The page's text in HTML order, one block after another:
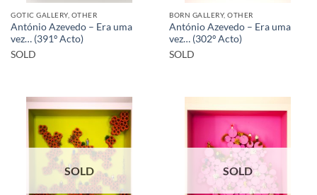
GOTIC GALLERY, OTHER
António Azevedo – Era uma
vez… (391º Acto)
SOLD
BORN GALLERY, OTHER
António Azevedo – Era uma
vez… (302º Acto)
SOLD
SOLD SOLD